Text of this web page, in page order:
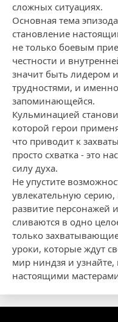
сложных ситуациях.
Основная тема
становление
не только боевым
честности и
значит быть лидером и
трудностями, и
запоминающейся.
Кульминацией
которой герои
что приводит к
просто схватка - это
силу духа.
Не упустите
увлекательную
развитие персонажей
сливаются в одно
только
уроки, которые ждут
мир ниндзя и узнайте,
настоящими